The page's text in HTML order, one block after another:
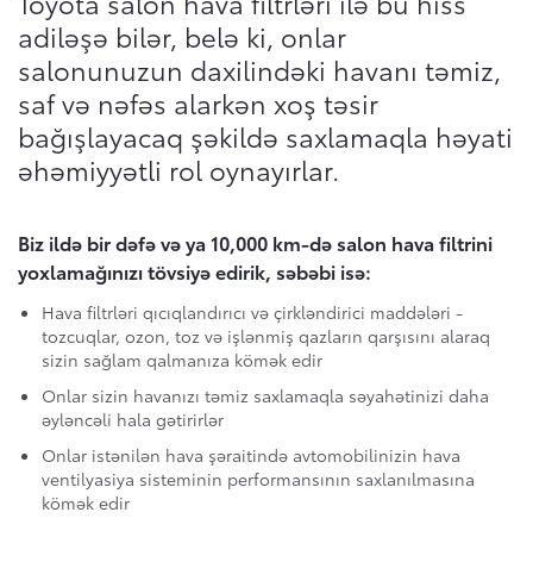
Xüsusi servis kampaniyası
Toyota Kasko
Zəmanət
Ehtiyat hissələri və aksesuarlar
Orijinal ehtiyat hissələri
Saxta ehtiyat hissələri
Korporativ təklif
Korporativ təklif
Toyota dünyası
Aktiv Təhlükəsizlik Sistemi
(Toyota Safety Sense)
Toyota Hibriddən soruşun
Xəbərlər, Hekayələr və Tədbirlər
Broşur sifariş etmək
Test-drayva yazıl
Texniki qulluq üçün qeydiyyatdan keçin
Bizimlə əlaqə
adiləşə bilər, belə ki, onlar
salonunuzun daxilindəki havanı təmiz,
saf və nəfəs alarkən xoş təsir
bağışlayacaq şəkildə saxlamaqla həyati
əhəmiyyətli rol oynayırlar.
Biz ildə bir dəfə və ya 10,000 km-də salon hava filtrini
yoxlamağınızı tövsiyə edirik, səbəbi isə:
Hava filtrləri qıcıqlandırıcı və çirkləndirici maddələri -
tozcuqlar, ozon, toz və işlənmiş qazların qarşısını alaraq
sizin sağlam qalmanıza kömək edir
Onlar sizin havanızı təmiz saxlamaqla səyahətinizi daha
əyləncəli hala gətirirlər
Onlar istənilən hava şəraitində avtomobilinizin hava
ventilyasiya sisteminin performansının saxlanılmasına
kömək edir